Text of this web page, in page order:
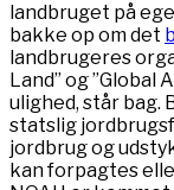
landbruget på
bakke op om det
landbrugeres
Land” og ”Global
ulighed, står bag.
statslig
jordbrug og
kan forpagtes